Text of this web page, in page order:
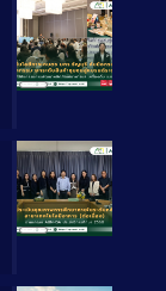
Long
Long